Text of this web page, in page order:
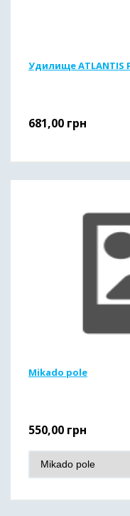
Удилище ATLANTIS
681,00 грн
Mikado pole
550,00 грн